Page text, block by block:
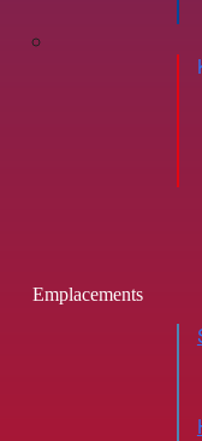
Emplacements